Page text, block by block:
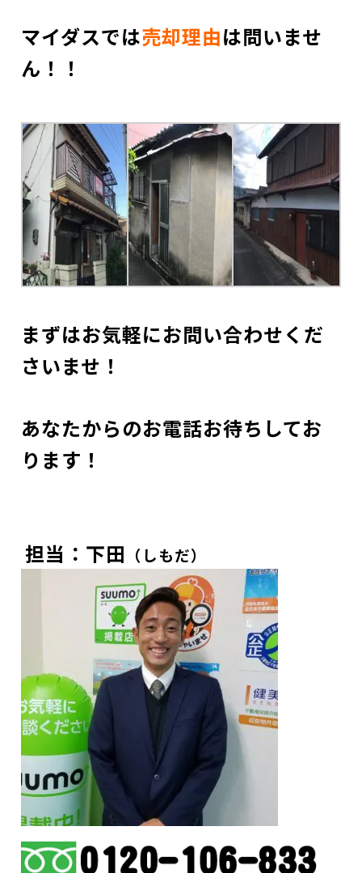
マイダスでは売却理由は問いませ
ん！！
まずはお気軽にお問い合わせくだ
さいませ！
あなたからのお電話お待ちしてお
ります！
担当：下田 （しもだ）